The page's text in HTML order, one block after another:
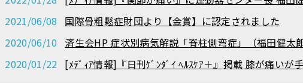
2021/06/08
国際骨粗鬆症財団より【金賞】に認定されました
2020/06/10 済生会HP 症状別病気解説「脊柱側弯症」（福田健太
2020/01/22 [ﾒﾃﾞｨｱ情報]『日刊ｹﾞﾝﾀﾞｲ ﾍﾙｽｹｱ＋』掲載 膝が痛い